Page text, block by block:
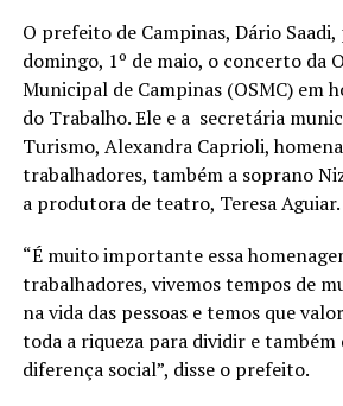
O prefeito de Campinas, Dário
domingo, 1º de maio, o concerto da
Municipal de Campinas (OSMC) em
do Trabalho. Ele e a secretária
Turismo, Alexandra Caprioli,
trabalhadores, também a soprano
a produtora de teatro, Teresa Aguiar.
“É muito importante essa
trabalhadores, vivemos tempos de
na vida das pessoas e temos que
toda a riqueza para dividir e
diferença social”, disse o prefeito.